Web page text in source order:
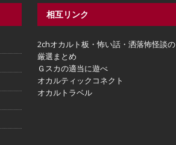
相互リンク
2chオカルト板・怖い話・洒落怖怪談の
厳選まとめ
Ｇスカの適当に遊べ
オカルティックコネクト
オカルトラベル